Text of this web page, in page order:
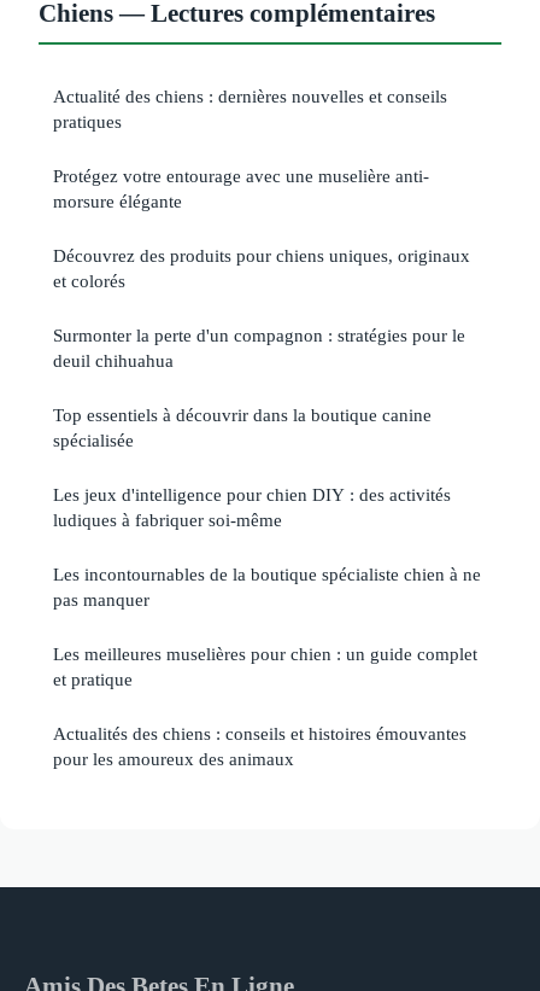
Chiens — Lectures complémentaires
Actualité des chiens : dernières nouvelles et conseils
pratiques
Protégez votre entourage avec une muselière anti-
morsure élégante
Découvrez des produits pour chiens uniques, originaux
et colorés
Surmonter la perte d'un compagnon : stratégies pour le
deuil chihuahua
Top essentiels à découvrir dans la boutique canine
spécialisée
Les jeux d'intelligence pour chien DIY : des activités
ludiques à fabriquer soi-même
Les incontournables de la boutique spécialiste chien à ne
pas manquer
Les meilleures muselières pour chien : un guide complet
et pratique
Actualités des chiens : conseils et histoires émouvantes
pour les amoureux des animaux